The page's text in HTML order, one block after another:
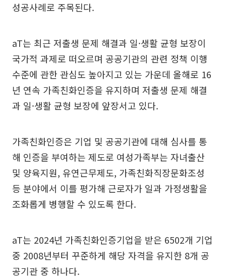
성공사례로 주목된다.
aT는 최근 저출생 문제 해결과 일·생활 균형 보장이
국가적 과제로 떠오르며 공공기관의 관련 정책 이행
수준에 관한 관심도 높아지고 있는 가운데 올해로 16
년 연속 가족친화인증을 유지하며 저출생 문제 해결
과 일·생활 균형 보장에 앞장서고 있다.
가족친화인증은 기업 및 공공기관에 대해 심사를 통
해 인증을 부여하는 제도로 여성가족부는 자녀출산
및 양육지원, 유연근무제도, 가족친화직장문화조성
등 분야에서 이를 평가해 근로자가 일과 가정생활을
조화롭게 병행할 수 있도록 한다.
aT는 2024년 가족친화인증기업을 받은 6502개 기업
중 2008년부터 꾸준하게 해당 자격을 유지한 8개 공
공기관 중 하나다.